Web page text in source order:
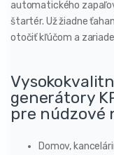
automatického
štartér. Už žiadne
otočiť kľúčom a
generátory
pre núdzové
Domov,